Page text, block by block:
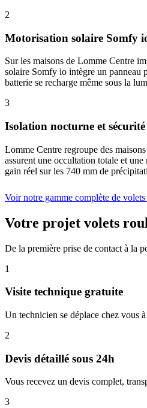
2
Motorisation solaire Somfy
Sur les maisons de Lomme Centre
solaire Somfy io intègre un panneau
batterie se recharge même sous la
3
Isolation nocturne et
Lomme Centre regroupe des
assurent une occultation totale et
gain réel sur les 740 mm de
Voir notre gamme complète de
Votre projet volets
De la première prise de contact à la
1
Visite technique gratuite
Un technicien se déplace chez vous
2
Devis détaillé sous 24h
Vous recevez un devis complet,
3